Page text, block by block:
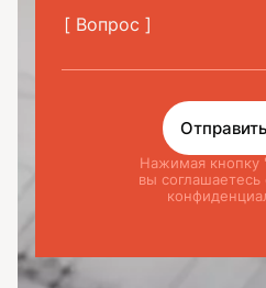
Отправить
Нажимая кнопку
вы соглашаетесь